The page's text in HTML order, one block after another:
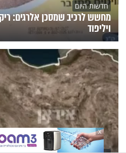
חדשות היום
מחשש לרכיב שמסכן אלרגים:
ויליפוד
X